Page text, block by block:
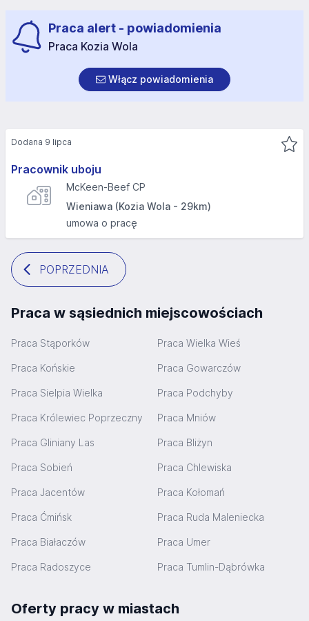
Praca alert - powiadomienia
Praca Kozia Wola
Włącz powiadomienia
Pracownik uboju
McKeen-Beef CP
Wieniawa (Kozia Wola - 29km)
umowa o pracę
Dodana 9 lipca
POPRZEDNIA
Praca w sąsiednich miejscowościach
Praca Stąporków Praca Wielka Wieś
Praca Końskie Praca Gowarczów
Praca Sielpia Wielka Praca Podchyby
Praca Królewiec Poprzeczny Praca Mniów
Praca Gliniany Las Praca Bliżyn
Praca Sobień Praca Chlewiska
Praca Jacentów Praca Kołomań
Praca Ćmińsk Praca Ruda Maleniecka
Praca Białaczów Praca Umer
Praca Radoszyce Praca Tumlin-Dąbrówka
Oferty pracy w miastach